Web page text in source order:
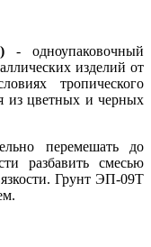
- одноупаковочный
изделий от
тропического
из цветных и черных
перемешать до
разбавить смесью
Грунт ЭП-09Т
.